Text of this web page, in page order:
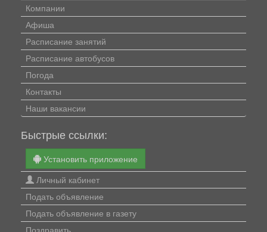
Компании
Афиша
Расписание занятий
Расписание автобусов
Погода
Контакты
Наши вакансии
Быстрые ссылки:
Установить приложение
Личный кабинет
Подать объявление
Подать объявление в газету
Поздравить